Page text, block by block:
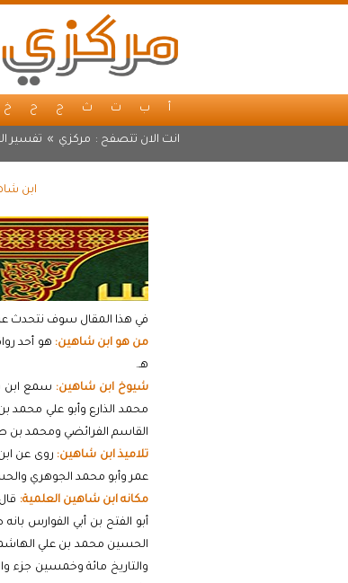
أ ب ت ث ج ح خ
انت الان تتصفح : مركزي » تفسير
ابن
في هذا المقال سوف نتحدث عن
من هو ابن شاهين:
هـ.
شيوخ ابن شاهين: سمع ابن
محمد الذارع وأبو علي محمد
القاسم الفرائضي ومحمد بن
تلاميذ ابن شاهين: روى عن
عمر وأبو محمد الجوهري
مكانه ابن شاهين العلمية:
أبو الفتح بن أبي الفوارس
الحسين محمد بن علي
والتاريخ مائة وخمسين جزء